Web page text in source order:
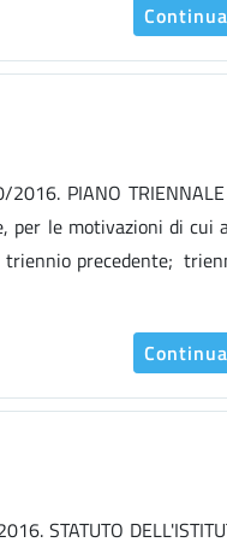
Continua
PIANO
per le motivazioni di cui
triennio precedente;
Continua
STATUTO